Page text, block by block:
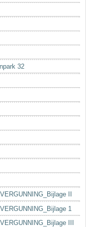
32
II
1
III